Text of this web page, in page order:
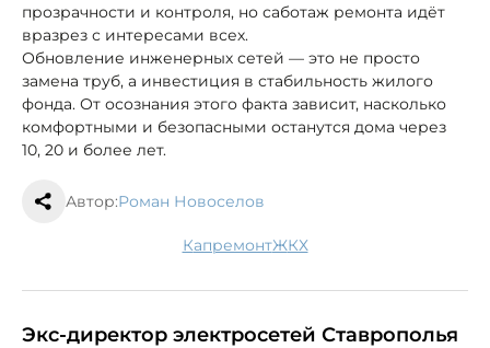
прозрачности и контроля, но саботаж ремонта идёт
вразрез с интересами всех.
Обновление инженерных сетей — это не просто
замена труб, а инвестиция в стабильность жилого
фонда. От осознания этого факта зависит, насколько
комфортными и безопасными останутся дома через
10, 20 и более лет.
Автор:Роман Новоселов
капремонт ЖКХ
Экс-директор электросетей Ставрополья